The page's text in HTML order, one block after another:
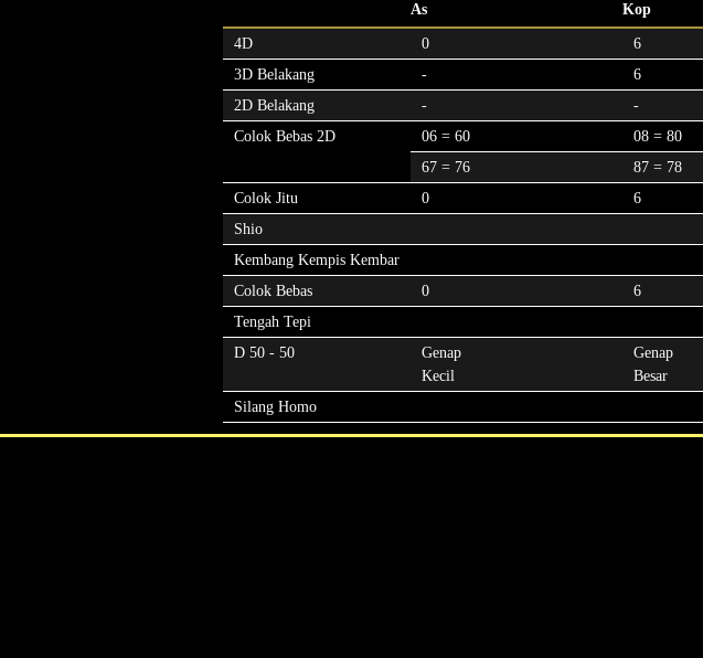
As Kop
4D 0 6
3D Belakang
- 6
2D Belakang
- -
Colok Bebas 2D
06 = 60 08 = 80
67 = 76
87 = 78
Colok Jitu
0 6
Shio
Kembang Kempis Kembar
Colok Bebas
0 6
Tengah Tepi
D 50 - 50
Genap
Kecil
Genap
Besar
Silang Homo